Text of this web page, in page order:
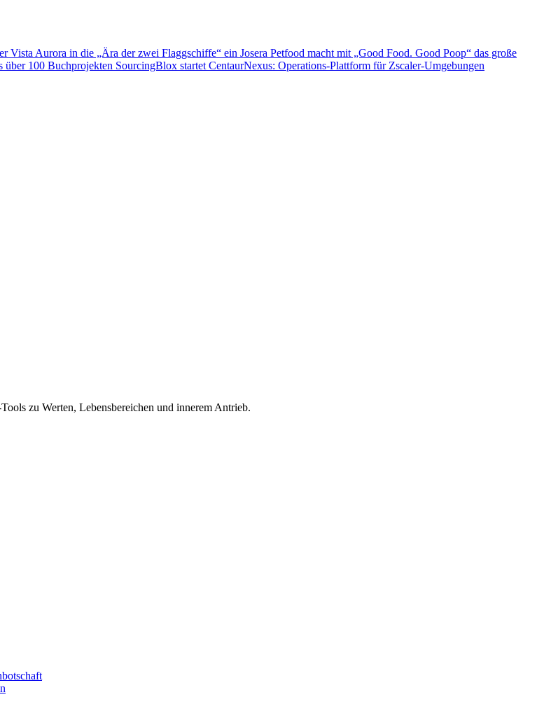
Vista Aurora in die „Ära der zwei Flaggschiffe“ ein Josera Petfood macht mit „Good Food. Good Poop“ das große
über 100 Buchprojekten SourcingBlox startet CentaurNexus: Operations-Plattform für Zscaler-Umgebungen
zu Werten, Lebensbereichen und innerem Antrieb.